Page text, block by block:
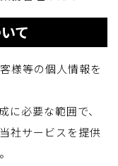
て
様等の個人情報を
に必要な範囲で、
社サービスを提供